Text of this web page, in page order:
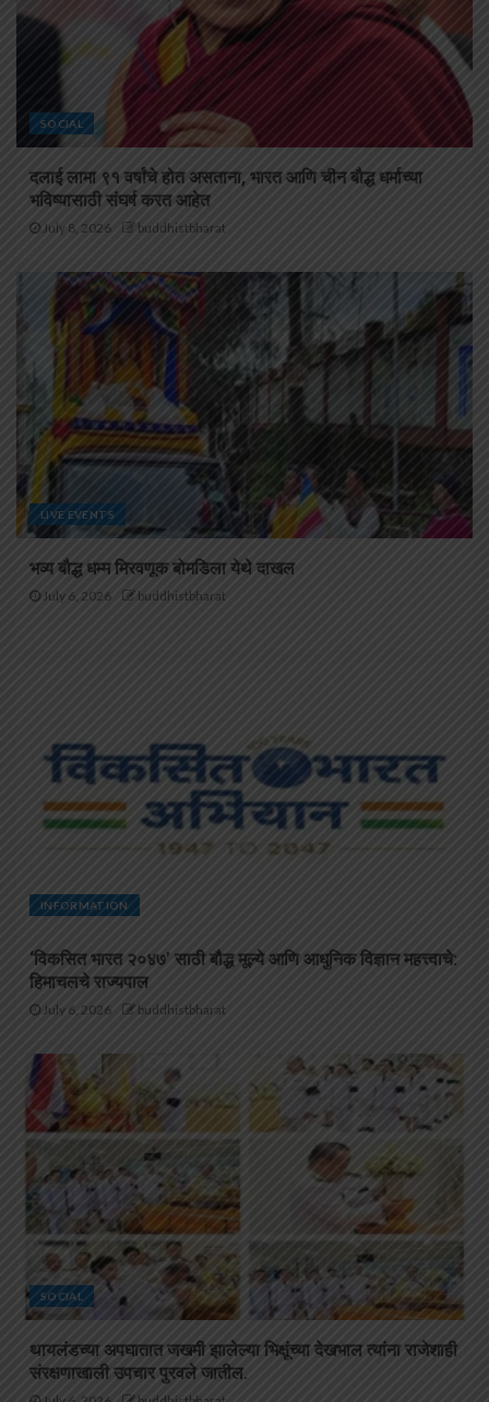
SOCIAL
दलाई लामा ९१ वर्षांचे होत असताना, भारत आणि चीन बौद्ध धर्माच्या
भविष्यासाठी संघर्ष करत आहेत
July 8, 2026 buddhistbharat
LIVE EVENTS
भव्य बौद्ध धम्म मिरवणूक बोमडिला येथे दाखल
July 6, 2026 buddhistbharat
INFORMATION
‘विकसित भारत २०४७’ साठी बौद्ध मूल्ये आणि आधुनिक विज्ञान महत्त्वाचे:
हिमाचलचे राज्यपाल
July 6, 2026 buddhistbharat
SOCIAL
थायलंडच्या अपघातात जखमी झालेल्या भिक्षूंच्या देखभाल त्यांना राजेशाही
संरक्षणाखाली उपचार पुरवले जातील.